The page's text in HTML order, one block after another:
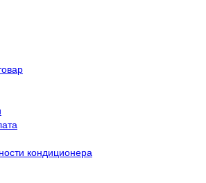
кондиционера